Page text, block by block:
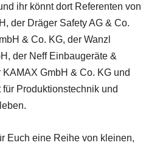
ihr könnt dort Referenten von
der Dräger Safety AG & Co.
& Co. KG, der Wanzl
der Neff Einbaugeräte &
GmbH & Co. KG und
Produktionstechnik und
Euch eine Reihe von kleinen,